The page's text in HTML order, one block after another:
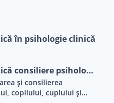
în psihologie clinică
Atestat liberă practică consiliere psihologică
copilului, cuplului și